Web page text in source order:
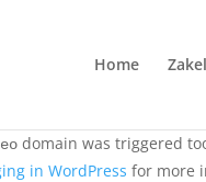
Please seeDebugging in
domain was triggered
in WordPress for more
Home